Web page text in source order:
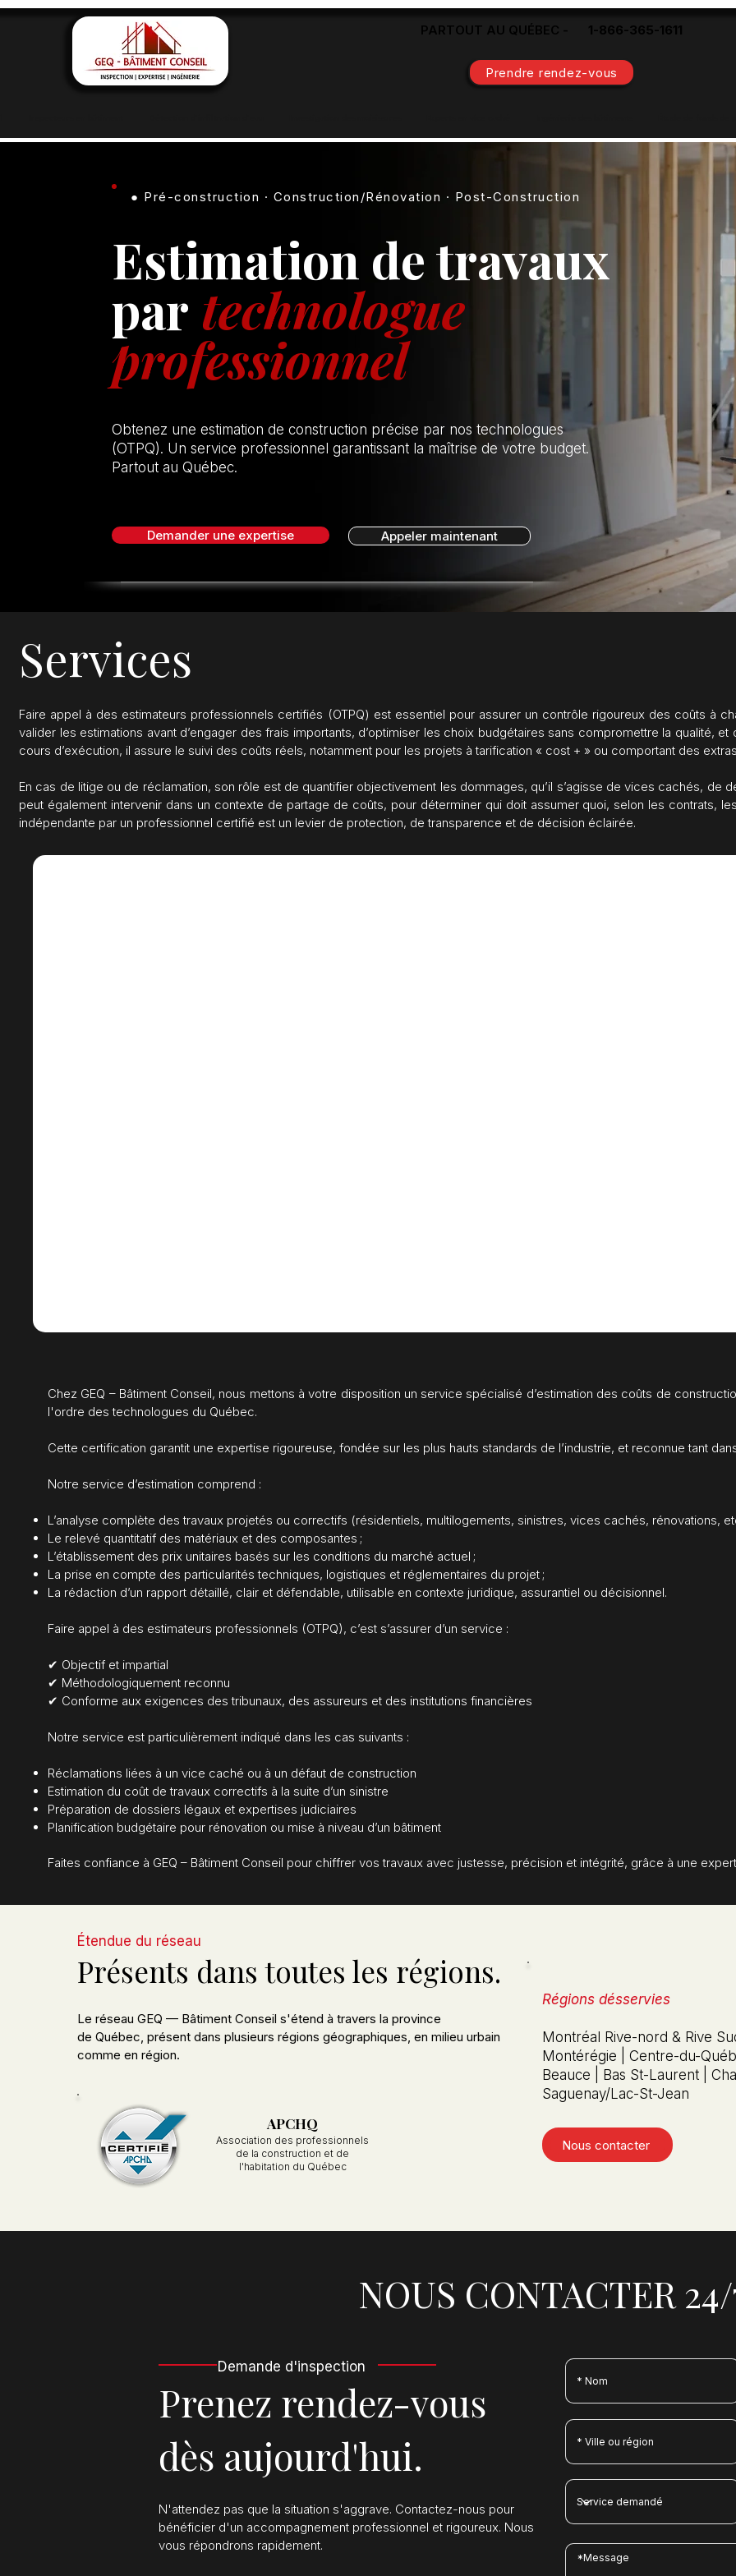
PARTOUT AU QUÉBEC - 1-866-365-1611
Prendre rendez-vous
● Pré-construction · Construction/Rénovation · Post-Construction
Estimation de travaux
par technologue
professionnel
Obtenez une estimation de construction précise par nos technologues
(OTPQ). Un service professionnel garantissant la maîtrise de votre budget.
Partout au Québec.
Demander une expertise Appeler maintenant
Services
Faire appel à des estimateurs professionnels certifiés (OTPQ) est essentiel pour assurer un contrôle rigoureux des coûts à
valider les estimations avant d’engager des frais importants, d’optimiser les choix budgétaires sans compromettre la qualité,
cours d’exécution, il assure le suivi des coûts réels, notamment pour les projets à tarification « cost + » ou comportant des
En cas de litige ou de réclamation, son rôle est de quantifier objectivement les dommages, qu’il s’agisse de vices cachés,
peut également intervenir dans un contexte de partage de coûts, pour déterminer qui doit assumer quoi, selon les contrats,
indépendante par un professionnel certifié est un levier de protection, de transparence et de décision éclairée.
Chez GEQ – Bâtiment Conseil, nous mettons à votre disposition un service spécialisé d’estimation des coûts de
l'ordre des technologues du Québec.
Cette certification garantit une expertise rigoureuse, fondée sur les plus hauts standards de l’industrie, et reconnue tant
Notre service d’estimation comprend :
L’analyse complète des travaux projetés ou correctifs (résidentiels, multilogements, sinistres, vices cachés, rénovations,
Le relevé quantitatif des matériaux et des composantes ;
L’établissement des prix unitaires basés sur les conditions du marché actuel ;
La prise en compte des particularités techniques, logistiques et réglementaires du projet ;
La rédaction d’un rapport détaillé, clair et défendable, utilisable en contexte juridique, assurantiel ou décisionnel.
Faire appel à des estimateurs professionnels (OTPQ), c’est s’assurer d’un service :
✔ Objectif et impartial
✔ Méthodologiquement reconnu
✔ Conforme aux exigences des tribunaux, des assureurs et des institutions financières
Notre service est particulièrement indiqué dans les cas suivants :
Réclamations liées à un vice caché ou à un défaut de construction
Estimation du coût de travaux correctifs à la suite d’un sinistre
Préparation de dossiers légaux et expertises judiciaires
Planification budgétaire pour rénovation ou mise à niveau d’un bâtiment​
Faites confiance à GEQ – Bâtiment Conseil pour chiffrer vos travaux avec justesse, précision et intégrité, grâce à une
Étendue du réseau
Présents dans toutes les régions.
Le réseau GEQ — Bâtiment Conseil s'étend à travers la province
de Québec, présent dans plusieurs régions géographiques, en milieu urbain
comme en région.
APCHQ
Association des professionnels
de la construction et de
l'habitation du Québec
Régions désservies
Montréal Rive-nord & Rive
Montérégie | Centre-du-
Beauce | Bas St-Laurent |
Saguenay/Lac-St-Jean
Nous contacter
NOUS CONTACTER
Demande d'inspection
Prenez rendez-vous
dès aujourd'hui.
N'attendez pas que la situation s'aggrave. Contactez-nous pour
bénéficier d'un accompagnement professionnel et rigoureux. Nous
vous répondrons rapidement.